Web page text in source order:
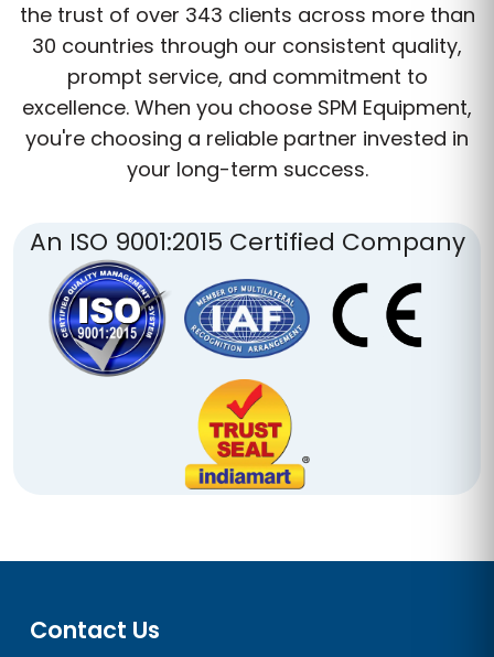
the trust of over 343 clients across more than
30 countries through our consistent quality,
prompt service, and commitment to
excellence. When you choose SPM Equipment,
you're choosing a reliable partner invested in
your long-term success.
An ISO 9001:2015 Certified Company
Contact Us